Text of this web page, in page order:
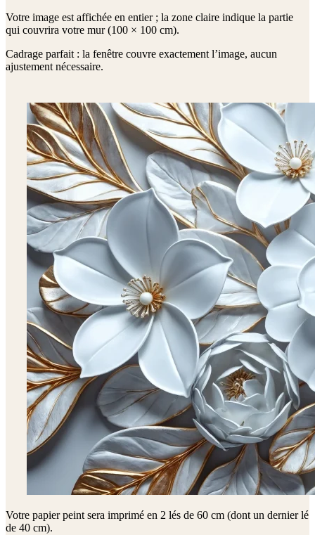
Votre image est affichée en entier ; la zone claire indique la partie
qui couvrira votre mur (100 × 100 cm).
Cadrage parfait : la fenêtre couvre exactement l’image, aucun
ajustement nécessaire.
Votre papier peint sera imprimé en 2 lés de 60 cm (dont un dernier lé
de 40 cm).